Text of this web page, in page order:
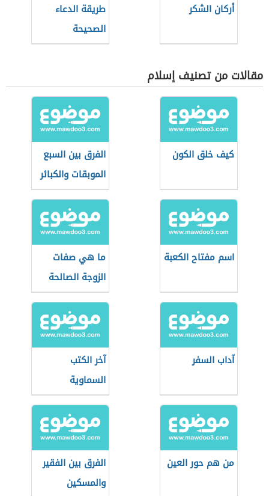
أركان الشكر
طريقة الدعاء
الصحيحة
مقالات من تصنيف إسلام
كيف خلق الكون
الفرق بين السبع
الموبقات والكبائر
اسم مفتاح الكعبة
ما هي صفات
الزوجة الصالحة
آداب السفر
آخر الكتب
السماوية
من هم حور العين
الفرق بين الفقير
والمسكين